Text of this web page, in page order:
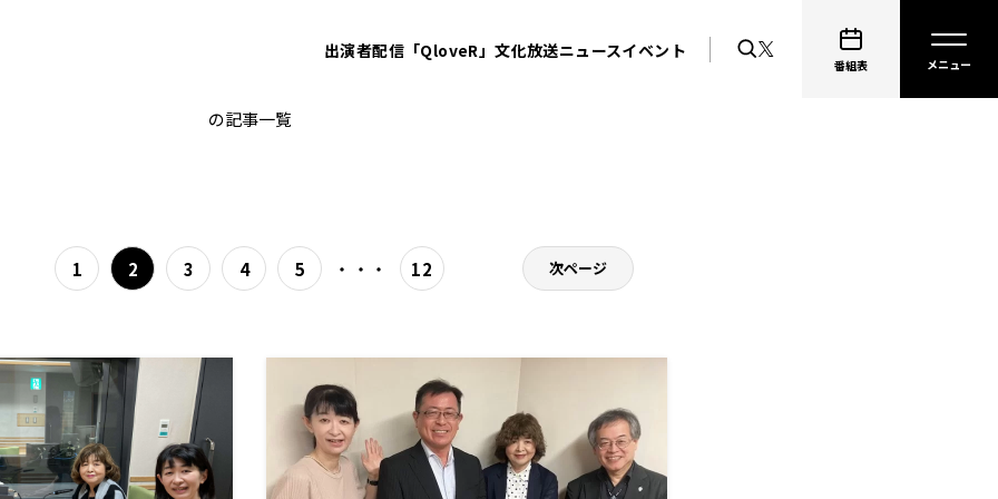
出演者配信「QloveR」文化放送ニュースイベント
番組表
の記事一覧
1 2 3 4 5 ・・・ 12 次ページ